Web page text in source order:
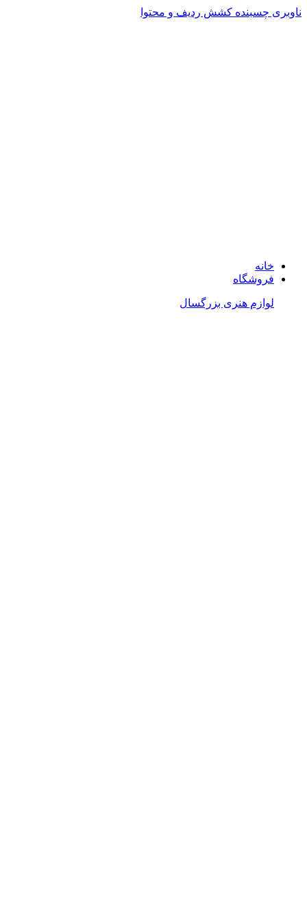
ناوبری چسبنده کشش ردیف و محتوا
خانه
فروشگاه
لوازم هنری بزرگسال